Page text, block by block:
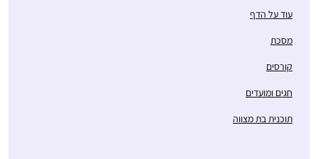
עוד על הדף
מסכת
קורסים
חגים ומועדים
תוכנית בת מצווה